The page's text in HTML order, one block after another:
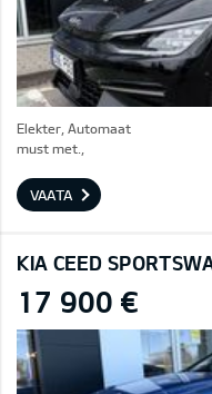
Elekter, Automaat
must met.,
VAATA
KIA CEED
17 900 €